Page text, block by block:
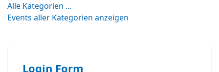
Alle Kategorien ...
Events aller Kategorien anzeigen
Login Form